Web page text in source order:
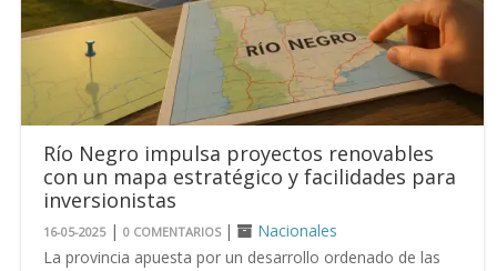
Río Negro impulsa proyectos renovables
con un mapa estratégico y facilidades para
inversionistas
16-05-2025|0 COMENTARIOS |
Nacionales
La provincia apuesta por un desarrollo ordenado de las